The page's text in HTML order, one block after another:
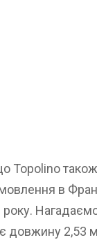
Topolino
в
року.
довжину 2,53